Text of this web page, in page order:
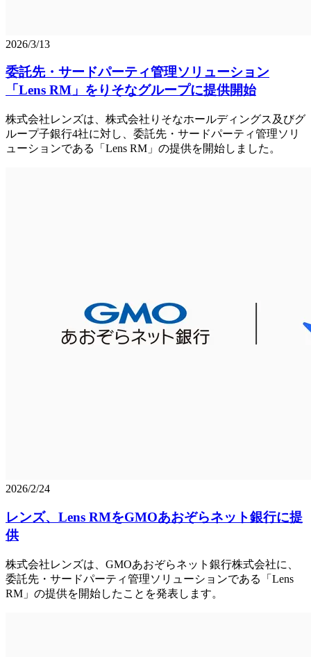
2026/3/13
委託先・サードパーティ管理ソリューション
「Lens RM」をりそなグループに提供開始
株式会社レンズは、株式会社りそなホールディングス及びグ
ループ子銀行4社に対し、委託先・サードパーティ管理ソリ
ューションである「Lens RM」の提供を開始しました。
2026/2/24
レンズ、Lens RMをGMOあおぞらネット銀行に提
供
株式会社レンズは、GMOあおぞらネット銀行株式会社に、
委託先・サードパーティ管理ソリューションである「Lens
RM」の提供を開始したことを発表します。